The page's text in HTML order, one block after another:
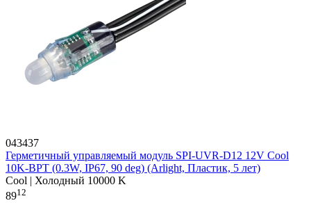
043437
Герметичный управляемый модуль SPI-UVR-D12 12V Cool
10K-BPT (0.3W, IP67, 90 deg) (Arlight, Пластик, 5 лет)
Cool | Холодный 10000 K
8912